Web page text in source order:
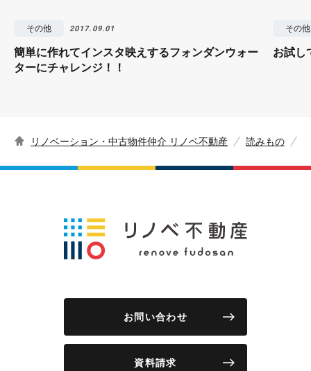
その他 2017.09.01
簡単に作れてインスタ映えするフォンダンウォー
ターにチャレンジ！！
その他
お試し
リノベーション・中古物件仲介 リノベ不動産 読みもの
お問い合わせ
資料請求